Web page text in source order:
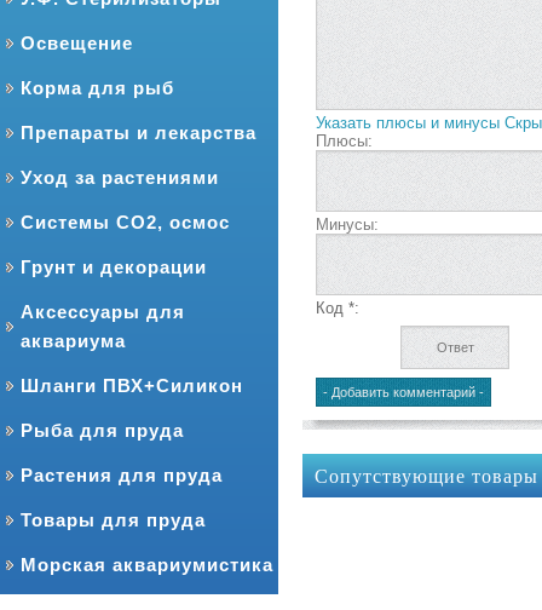
Освещение
Корма для рыб
Препараты и лекарства
Уход за растениями
Системы CO2, осмос
Грунт и декорации
Аксессуары для
аквариума
Шланги ПВХ+Силикон
Рыба для пруда
Растения для пруда
Товары для пруда
Морская аквариумистика
Указать плюсы и минусы
Плюсы:
Минусы:
Код *:
Сопутствующие товары